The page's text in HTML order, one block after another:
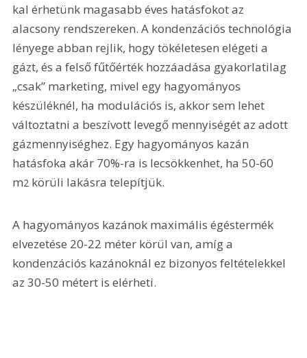
kal érhetünk magasabb éves hatásfokot az
alacsony rendszereken. A kondenzációs technológia
lényege abban rejlik, hogy tökéletesen elégeti a
gázt, és a felső fűtőérték hozzáadása gyakorlatilag
„csak” marketing, mivel egy hagyományos
készüléknél, ha modulációs is, akkor sem lehet
változtatni a beszívott levegő mennyiségét az adott
gázmennyiséghez. Egy hagyományos kazán
hatásfoka akár 70%-ra is lecsökkenhet, ha 50-60
m2 körüli lakásra telepítjük.
A hagyományos kazánok maximális égéstermék
elvezetése 20-22 méter körül van, amíg a
kondenzációs kazánoknál ez bizonyos feltételekkel
az 30-50 métert is elérheti.